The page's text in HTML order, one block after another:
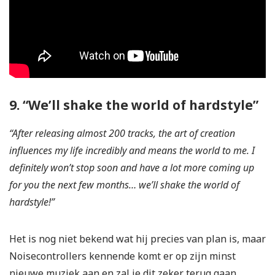
9. “We’ll shake the world of hardstyle”
“After releasing almost 200 tracks, the art of creation
influences my life incredibly and means the world to me. I
definitely won’t stop soon and have a lot more coming up
for you the next few months… we’ll shake the world of
hardstyle!”
Het is nog niet bekend wat hij precies van plan is, maar
Noisecontrollers kennende komt er op zijn minst